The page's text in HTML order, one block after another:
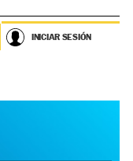
INICIAR SESIÓN